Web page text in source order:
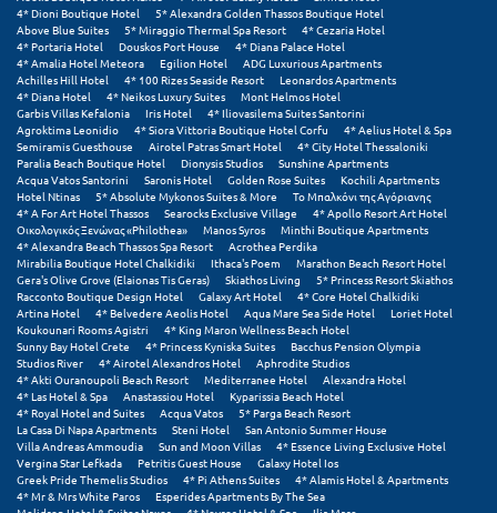
4* Dioni Boutique Hotel
5* Alexandra Golden Thassos Boutique Hotel
Above Blue Suites
5* Miraggio Thermal Spa Resort
4* Cezaria Hotel
4* Portaria Hotel
Douskos Port House
4* Diana Palace Hotel
4* Amalia Hotel Meteora
Egilion Hotel
ADG Luxurious Apartments
Achilles Hill Hotel
4* 100 Rizes Seaside Resort
Leonardos Apartments
4* Diana Hotel
4* Neikos Luxury Suites
Mont Helmos Hotel
Garbis Villas Kefalonia
Iris Hotel
4* Iliovasilema Suites Santorini
Agroktima Leonidio
4* Siora Vittoria Boutique Hotel Corfu
4* Aelius Hotel & Spa
Semiramis Guesthouse
Airotel Patras Smart Hotel
4* City Hotel Thessaloniki
Paralia Beach Boutique Hotel
Dionysis Studios
Sunshine Apartments
Acqua Vatos Santorini
Saronis Hotel Golden Rose Suites
Kochili Apartments
Hotel Ntinas
5* Absolute Mykonos Suites & More
Το Μπαλκόνι της Αγόριανης
4* A For Art Hotel Thassos
Searocks Exclusive Village
4* Apollo Resort Art Hotel
Οικολογικός Ξενώνας «Philothea»
Manos Syros
Minthi Boutique Apartments
4* Alexandra Beach Thassos Spa Resort
Acrothea Perdika
Mirabilia Boutique Hotel Chalkidiki
Ithaca's Poem
Marathon Beach Resort Hotel
Gera's Olive Grove (Elaionas Tis Geras)
Skiathos Living
5* Princess Resort Skiathos
Racconto Boutique Design Hotel
Galaxy Art Hotel
4* Core Hotel Chalkidiki
Artina Hotel
4* Belvedere Aeolis Hotel Aqua Mare Sea Side Hotel
Loriet Hotel
Koukounari Rooms Agistri
4* King Maron Wellness Beach Hotel
Sunny Bay Hotel Crete
4* Princess Kyniska Suites
Bacchus Pension Olympia
Studios River
4* Airotel Alexandros Hotel
Aphrodite Studios
4* Akti Ouranoupoli Beach Resort
Mediterranee Hotel
Alexandra Hotel
4* Las Hotel & Spa
Anastassiou Hotel
Kyparissia Beach Hotel
4* Royal Hotel and Suites
Acqua Vatos
5* Parga Beach Resort
La Casa Di Napa Apartments
Steni Hotel
San Antonio Summer House
Villa Andreas Ammoudia
Sun and Moon Villas
4* Essence Living Exclusive Hotel
Vergina Star Lefkada
Petritis Guest House
Galaxy Hotel Ios
Greek Pride Themelis Studios
4* Pi Athens Suites
4* Alamis Hotel & Apartments
4* Mr & Mrs White Paros
Esperides Apartments By The Sea